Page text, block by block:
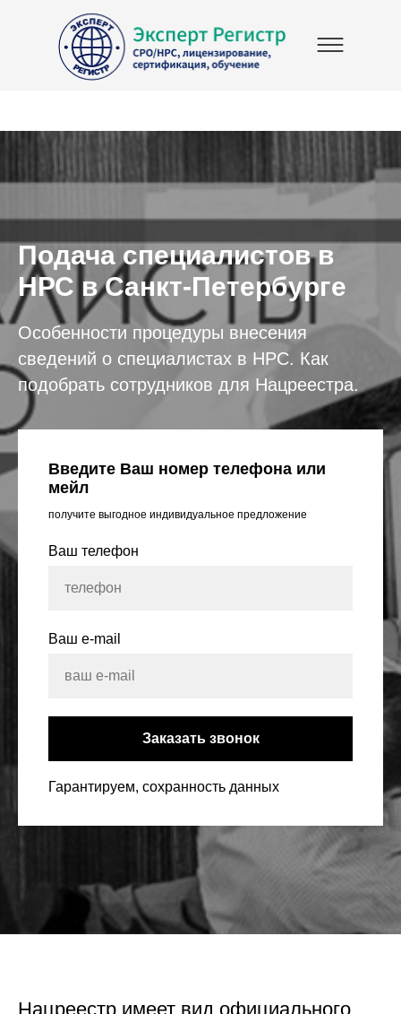
Подача специалистов в
НРС в Санкт-Петербурге
Особенности процедуры внесения
сведений о специалистах в НРС. Как
подобрать сотрудников для Нацреестра.
Введите Ваш номер телефона или
мейл
получите выгодное индивидуальное предложение
Ваш телефон
Ваш e-mail
Заказать звонок
Гарантируем, сохранность данных
Нацреестр имеет вид официального